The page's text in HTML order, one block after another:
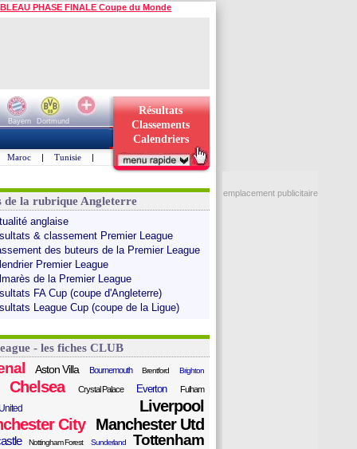
PHASE FINALE Coupe du Monde
Bayern
Dortmund
Résultats
Classements
Calendriers
Maroc | Tunisie |
de la rubrique Angleterre
anglaise
& classement Premier League
des buteurs de la Premier League
Premier League
de la Premier League
FA Cup (coupe d'Angleterre)
League Cup (coupe de la Ligue)
- les fiches CLUB
Aston Villa Bournemouth Brentford Brighton
Chelsea Crystal Palace Everton Fulham
Liverpool
City
Manchester Utd
Nottingham Forest Sunderland Tottenham
emplacement publicitaire